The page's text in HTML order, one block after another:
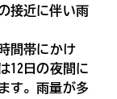
接近に伴い雨
間帯にかけ
12日の夜間に
す。雨量が多